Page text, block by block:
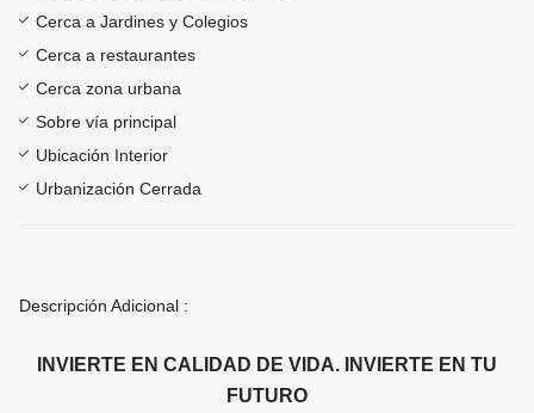
Cerca a Jardines y Colegios
Cerca a restaurantes
Cerca zona urbana
Sobre vía principal
Ubicación Interior
Urbanización Cerrada
Descripción Adicional :
INVIERTE EN CALIDAD DE VIDA. INVIERTE EN TU
FUTURO